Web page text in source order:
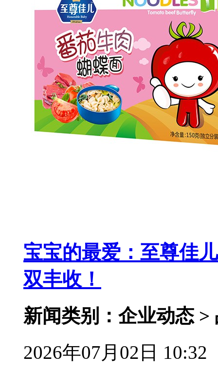
宝宝的最爱：至尊佳
双丰收！
新闻类别：企业动态 >
2026年07月02日 10:32